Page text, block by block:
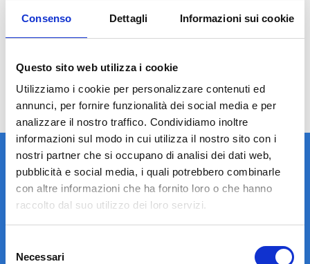
Consenso Dettagli Informazioni sui cookie
Questo sito web utilizza i cookie
Utilizziamo i cookie per personalizzare contenuti ed
annunci, per fornire funzionalità dei social media e per
analizzare il nostro traffico. Condividiamo inoltre
informazioni sul modo in cui utilizza il nostro sito con i
nostri partner che si occupano di analisi dei dati web,
pubblicità e social media, i quali potrebbero combinarle
con altre informazioni che ha fornito loro o che hanno
raccolto dal suo utilizzo dei loro servizi.
delNecessari